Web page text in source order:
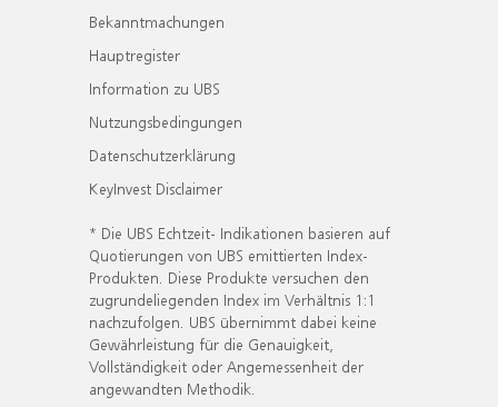
Bekanntmachungen
Hauptregister
Information zu UBS
Nutzungsbedingungen
Datenschutzerklärung
KeyInvest Disclaimer
* Die UBS Echtzeit- Indikationen basieren auf
Quotierungen von UBS emittierten Index-
Produkten. Diese Produkte versuchen den
zugrundeliegenden Index im Verhältnis 1:1
nachzufolgen. UBS übernimmt dabei keine
Gewährleistung für die Genauigkeit,
Vollständigkeit oder Angemessenheit der
angewandten Methodik.